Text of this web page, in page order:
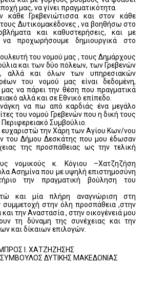
μας, να γίνει πραγματικότητα.
κάθε Γρεβενιώτισσα και στον κάθε
Δυτικομακέδονες , να βοηθήσω στο
και καθυστερήσεις, και με
προχωρήσουμε δημιουργικά στο
του νομού μας , τους Δημάρχους
και των δύο πόλεων, των Γρεβενών
αλλά και όλων των υπηρεσιακών
του νομού μας είναι δεδομένη,
να πάρει την θέση που πραγματικά
αλλά και σε Εθνικό επίπεδο.
να πω από καρδιάς ένα μεγάλο
του νομού Γρεβενών που η δική τους
Συμβούλιο.
την Χάρη των Αγίου Κων/νου
του Δήμου Δεσκάτης που μου έδωσαν
της προσπάθειας ως την τελική
νομικούς κ. Κόγιου –Χατζηζήση
Ασημίνα που με υψηλή επιστημοσύνη
την πραγματική βούληση του
και μία πλήρη αναγνώριση στη
στην όλη προσπάθεια ,στην
την Αναστασία , στην οικογένειά μου
τη δύναμη της συνέχειας και την
και δίκαιων επιλογών.
Ι. ΧΑΤΖΗΖΗΣΗΣ
ΣΥΜΒΟΥΛΟΣ ΔΥΤΙΚΗΣ ΜΑΚΕΔΟΝΙΑΣ